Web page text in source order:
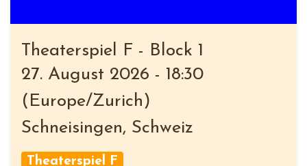
Theaterspiel F - Block 1
27. August 2026 - 18:30
( Europe/Zurich )
Schneisingen, Schweiz
Theaterspiel F